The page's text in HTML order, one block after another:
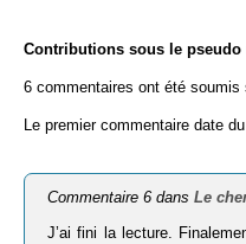
Contributions sous le pseudo
6 commentaires ont été soumis
Le premier commentaire date
Commentaire 6 dansLe
J’ai fini la lecture.